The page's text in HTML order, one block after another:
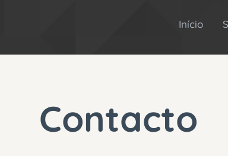
Início
Contacto